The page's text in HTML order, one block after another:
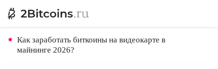
Как заработать биткоины на видеокарте в
майнинге 2026?